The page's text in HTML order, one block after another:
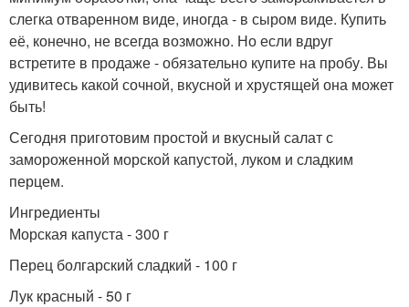
слегка отваренном виде, иногда - в сыром виде. Купить
её, конечно, не всегда возможно. Но если вдруг
встретите в продаже - обязательно купите на пробу. Вы
удивитесь какой сочной, вкусной и хрустящей она может
быть!
Сегодня приготовим простой и вкусный салат с
замороженной морской капустой, луком и сладким
перцем.
Ингредиенты
Морская капуста - 300 г
Перец болгарский сладкий - 100 г
Лук красный - 50 г